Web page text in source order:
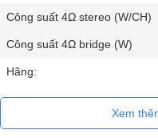
Công suất 4Ω stereo (W/CH)
Công suất 4Ω bridge (W)
Hãng:
Xem